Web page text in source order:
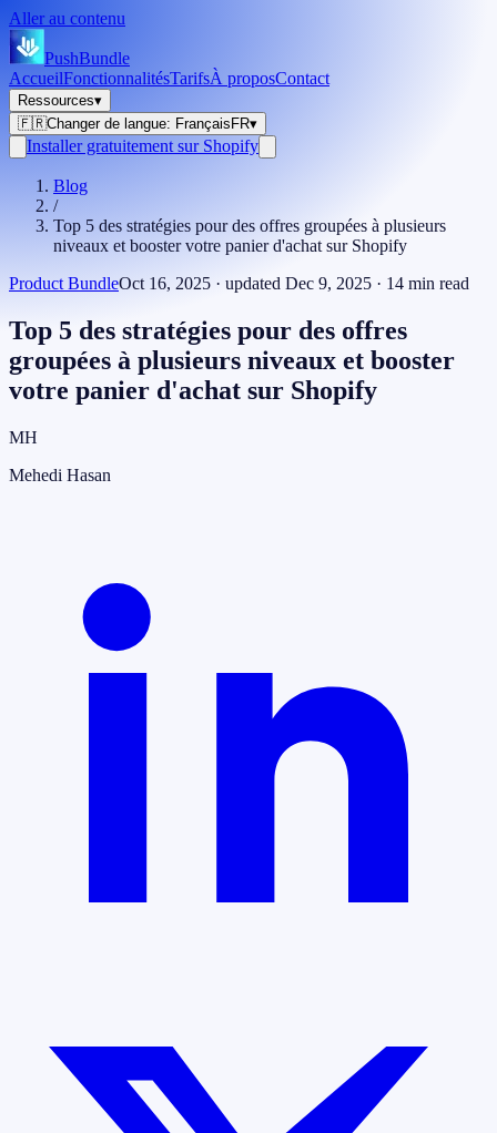
Aller au contenu
PushBundle
AccueilFonctionnalitésTarifsÀ proposContact
Ressources▾
🇫🇷Changer de langue: Français FR▾
Installer gratuitement sur Shopify
Blog
/
Top 5 des stratégies pour des offres groupées à plusieurs
niveaux et booster votre panier d'achat sur Shopify
Product BundleOct 16, 2025 · updated Dec 9, 2025 · 14 min read
Top 5 des stratégies pour des offres
groupées à plusieurs niveaux et booster
votre panier d'achat sur Shopify
MH
Mehedi Hasan